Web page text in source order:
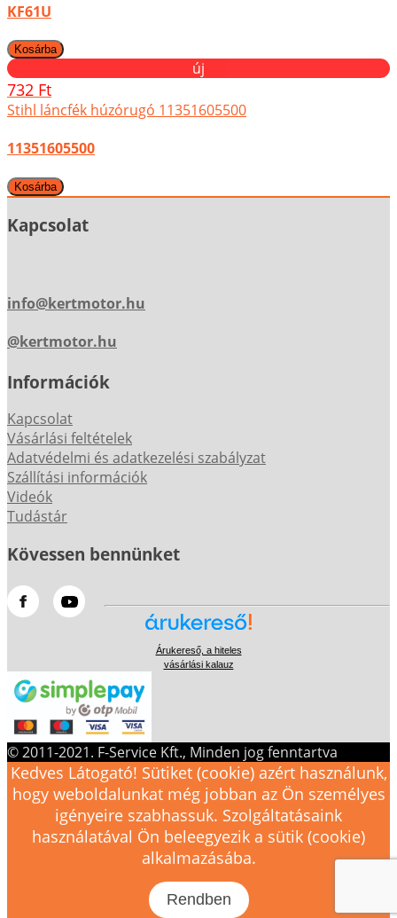
KF61U
új
732 Ft
Stihl láncfék húzórugó 11351605500
11351605500
Kapcsolat
info@kertmotor.hu
@kertmotor.hu
Információk
Kapcsolat
Vásárlási feltételek
Adatvédelmi és adatkezelési szabályzat
Szállítási információk
Videók
Tudástár
Kövessen bennünket
Árukereső, a hiteles
vásárlási kalauz
© 2011-2021. F-Service Kft., Minden jog fenntartva
Kedves Látogató! Sütiket (cookie) azért használunk,
hogy weboldalunkat még jobban az Ön személyes
igényeire szabhassuk. Szolgáltatásaink
használatával Ön beleegyezik a sütik (cookie)
alkalmazásába.
Rendben